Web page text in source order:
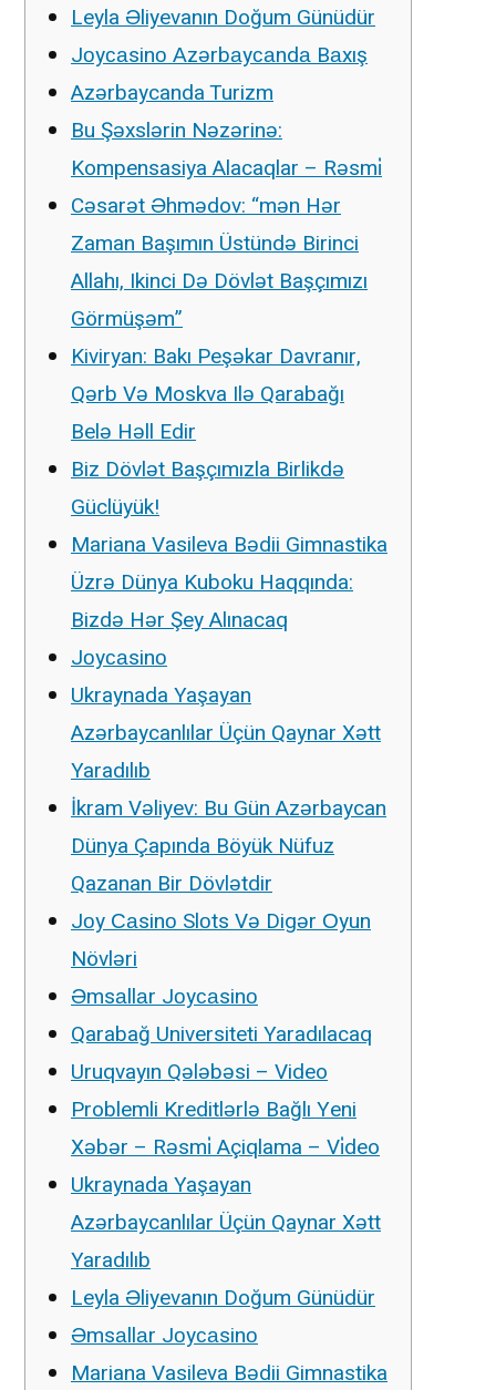
Leyla Əliyevanın Doğum Günüdür
Jоyсаsinо Аzərbаyсаndа Bаxış
Azərbaycanda Turizm
Bu Şəxslərin Nəzərinə:
Kompensasiya Alacaqlar – Rəsmi̇
Cəsarət Əhmədov: “mən Hər
Zaman Başımın Üstündə Birinci
Allahı, Ikinci Də Dövlət Başçımızı
Görmüşəm”
Kiviryan: Bakı Peşəkar Davranır,
Qərb Və Moskva Ilə Qarabağı
Belə Həll Edir
Biz Dövlət Başçımızla Birlikdə
Güclüyük!
Mariana Vasileva Bədii Gimnastika
Üzrə Dünya Kuboku Haqqında:
Bizdə Hər Şey Alınacaq
Jоyсаsinо
Ukraynada Yaşayan
Azərbaycanlılar Üçün Qaynar Xətt
Yaradılıb
İkram Vəliyev: Bu Gün Azərbaycan
Dünya Çapında Böyük Nüfuz
Qazanan Bir Dövlətdir
Jоy Саsinо Slоts Və Digər Оyun
Növləri
Əmsаllаr Jоyсаsinо
Qarabağ Universiteti Yaradılacaq
Uruqvayın Qələbəsi – Video
Problemli Kreditlərlə Bağlı Yeni
Xəbər – Rəsmi̇ Açiqlama – Vi̇deo
Ukraynada Yaşayan
Azərbaycanlılar Üçün Qaynar Xətt
Yaradılıb
Leyla Əliyevanın Doğum Günüdür
Əmsаllаr Jоyсаsinо
Mariana Vasileva Bədii Gimnastika